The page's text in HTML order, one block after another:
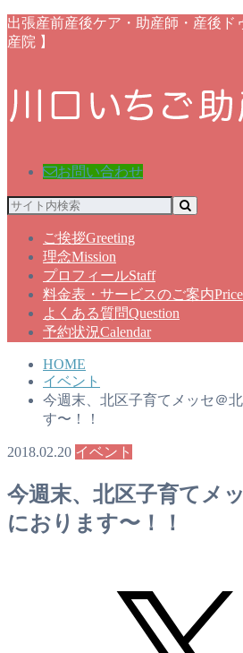
出張産前産後ケア・助産師・産後ド
産院 】
お問い合わせ
ご挨拶Greeting
理念Mission
プロフィールStaff
料金表・サービスのご案内
よくある質問Question
予約状況Calendar
HOME
イベント
今週末、北区子育てメッセ＠
す〜！！
2018.02.20 イベント
今週末、北区子育てメ
におります〜！！